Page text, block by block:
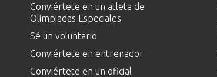
Conviértete en un atleta de
Olimpiadas Especiales
Sé un voluntario
Conviértete en entrenador
Conviértete en un oficial